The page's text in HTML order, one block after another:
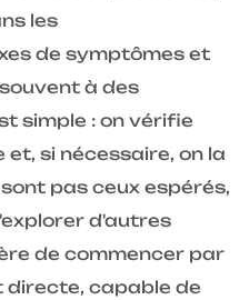
les
de symptômes et
à des
simple : on vérifie
si nécessaire, on la
pas ceux espérés,
d'autres
de commencer par
directe, capable de